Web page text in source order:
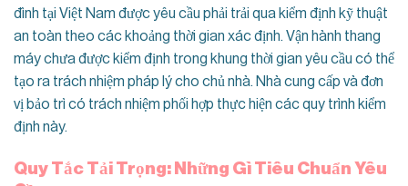
đình tại Việt Nam được yêu cầu phải trải qua kiểm định kỹ thuật
an toàn theo các khoảng thời gian xác định. Vận hành thang
máy chưa được kiểm định trong khung thời gian yêu cầu có thể
tạo ra trách nhiệm pháp lý cho chủ nhà. Nhà cung cấp và đơn
vị bảo trì có trách nhiệm phối hợp thực hiện các quy trình kiểm
định này.
Quy Tắc Tải Trọng: Những Gì Tiêu Chuẩn Yêu